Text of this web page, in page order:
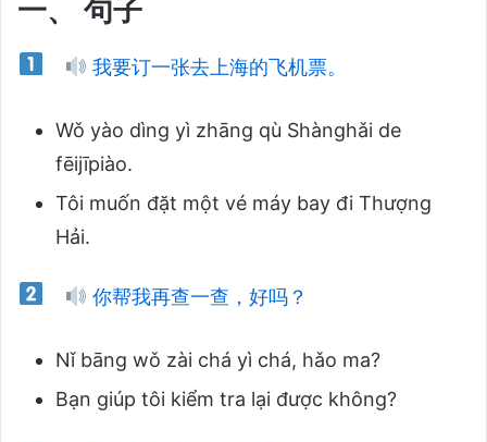
一、 句子
我要订一张去上海的飞机票。
Wǒ yào dìng yì zhāng qù Shànghǎi de
fēijīpiào.
Tôi muốn đặt một vé máy bay đi Thượng
Hải.
你帮我再查一查，好吗？
Nǐ bāng wǒ zài chá yì chá, hǎo ma?
Bạn giúp tôi kiểm tra lại được không?